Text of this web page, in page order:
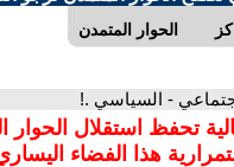
الحوار المتمدن
- السياسي .!
تحفظ استقلال
هذا الفضاء